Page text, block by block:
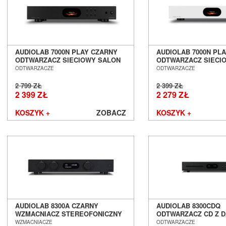
Transrotor
Trigon
Unison Research
Usher
Van den Hul
Vibrapod
Vogels
Wharfedale
Wilson
Wilson Audio
WORK
X-GIMI
AUDIOLAB 7000N PLAY CZARNY
ODTWARZACZ SIECIOWY SALON
POZNAŃ WROCŁAW
ODTWARZACZE
2 799 ZŁ
2 399 ZŁ
KOSZYK + ZOBACZ
AUDIOLAB 7000N
ODTWARZACZ
POZNAŃ WROCŁAW
ODTWARZACZE
2 399 ZŁ
2 279 ZŁ
KOSZYK +
AUDIOLAB 8300A CZARNY
WZMACNIACZ STEREOFONICZNY
SALON POZNAŃ WROCŁAW
WZMACNIACZE
AUDIOLAB 8300CDQ
ODTWARZACZ CD Z
SALON POZNAŃ
ODTWARZACZE